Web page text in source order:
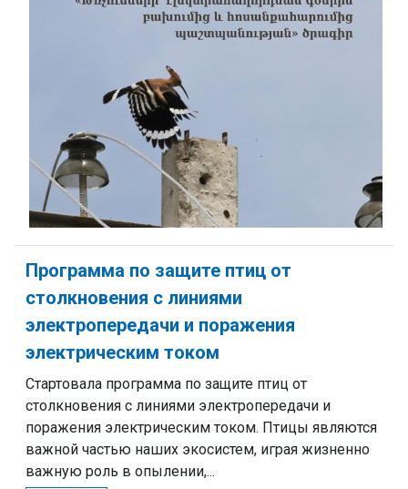
Программа по защите птиц от
столкновения с линиями
электропередачи и поражения
электрическим током
Стартовала программа по защите птиц от
столкновения с линиями электропередачи и
поражения электрическим током. Птицы являются
важной частью наших экосистем, играя жизненно
важную роль в опылении,...